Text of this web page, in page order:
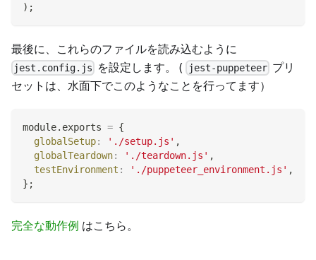
) ;
最後に、これらのファイルを読み込むように
jest.config.js を設定します。 ( jest-puppeteerプリ
セットは、水面下でこのようなことを行ってます）
module. exports = {
globalSetup: './setup.js' ,
globalTeardown: './teardown.js' ,
testEnvironment : './puppeteer_environment.js' ,
} ;
完全な動作例 はこちら。